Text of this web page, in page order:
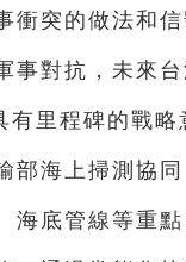
衝突的做法和
對抗，未來台
有里程碑的戰
海上掃測協
海底管線等重